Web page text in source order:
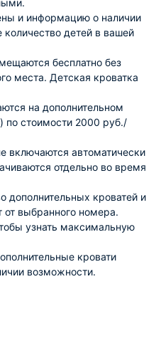
и информацию о наличии
детей в вашей
бесплатно без
места. Детская кроватка
на дополнительном
по стоимости 2000 руб./
включаются автоматически
отдельно во время
дополнительных кроватей и
от выбранного номера.
узнать максимальную
кровати
возможности.